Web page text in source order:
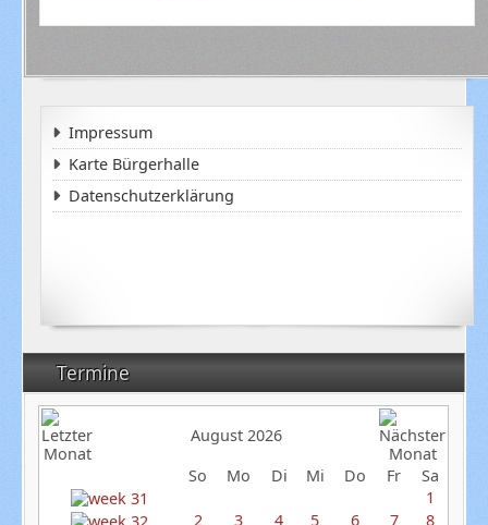
Termine
August 2026
So
Mo Di Mi Do Fr
Sa
1
2
3 4 5 6 7
8
Impressum
Karte Bürgerhalle
Datenschutzerklärung